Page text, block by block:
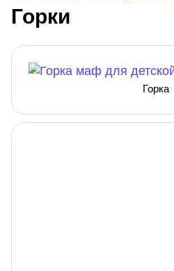
Горки
Горка